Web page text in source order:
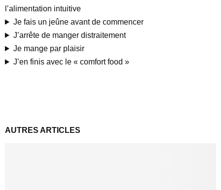
l’alimentation intuitive
Je fais un jeûne avant de commencer
J’arrête de manger distraitement
Je mange par plaisir
J’en finis avec le « comfort food »
AUTRES ARTICLES